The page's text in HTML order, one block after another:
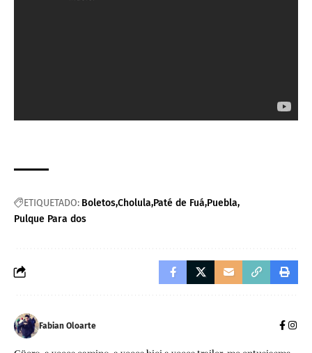
ETIQUETADO: BoletosCholula Paté de Fuá Puebla
Pulque Para dos
Fabian Oloarte